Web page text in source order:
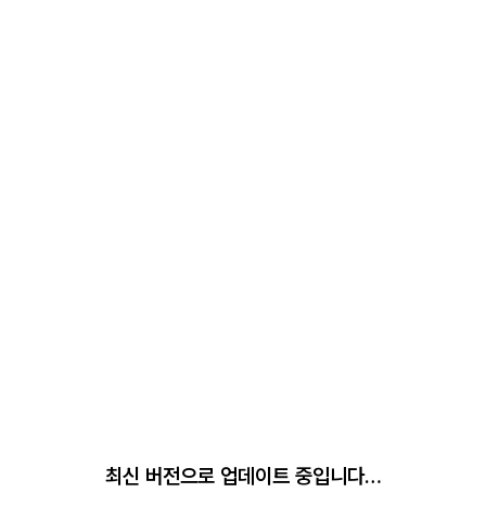
최신 버전으로 업데이트 중입니다…